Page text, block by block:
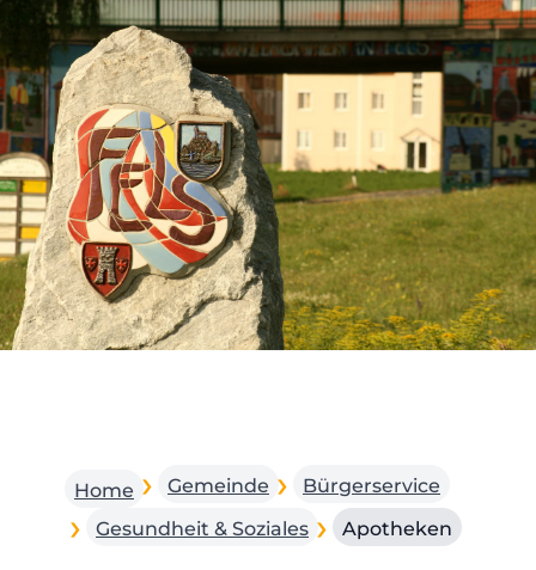
Home Gemeinde
Bürgerservice
Gesundheit & Soziales
Apotheken